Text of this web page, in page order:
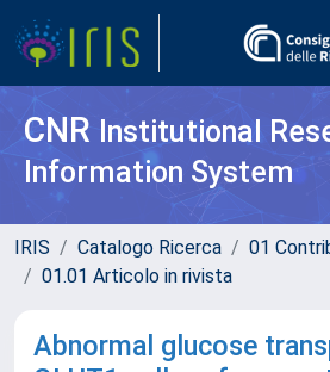
CNR Institutional
Information System
IRIS Catalogo Ricerca
01
01.01 Articolo in rivista
Abnormal glucose